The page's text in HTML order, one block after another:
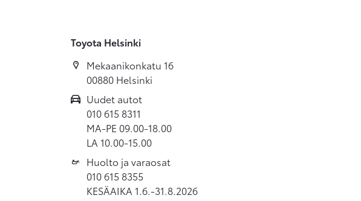
Toyota Helsinki
Mekaanikonkatu 16
00880 Helsinki
Uudet autot
010 615 8311
MA-PE 09.00-18.00
LA 10.00-15.00
Huolto ja varaosat
010 615 8355
KESÄAIKA 1.6.-31.8.2026